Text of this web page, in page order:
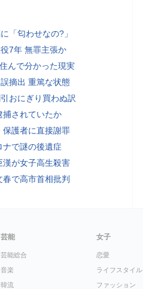
「匂わせなの?」
7年 無罪主張か
んで分かった現実
摘出 重篤な状態
おにぎり買わぬ訳
捕されていたか
保護者に直接謝罪
ナで謎の後遺症
漢が女子高生殺害
で高市首相批判
芸能
芸能総合
音楽
韓流
女子
恋愛
ライフスタイル
ファッション